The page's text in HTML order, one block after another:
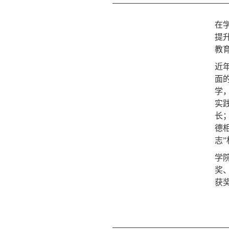
在
提
教
近
面
学
实
长
德
志
学
奖
获